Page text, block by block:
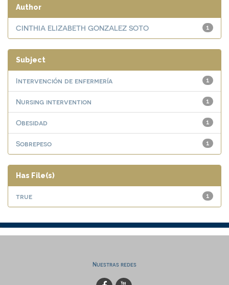
Author
1
CINTHIA ELIZABETH GONZALEZ SOTO
Subject
1
Intervención de enfermería
1
Nursing intervention
1
Obesidad
1
Sobrepeso
Has File(s)
1
true
Nuestras redes